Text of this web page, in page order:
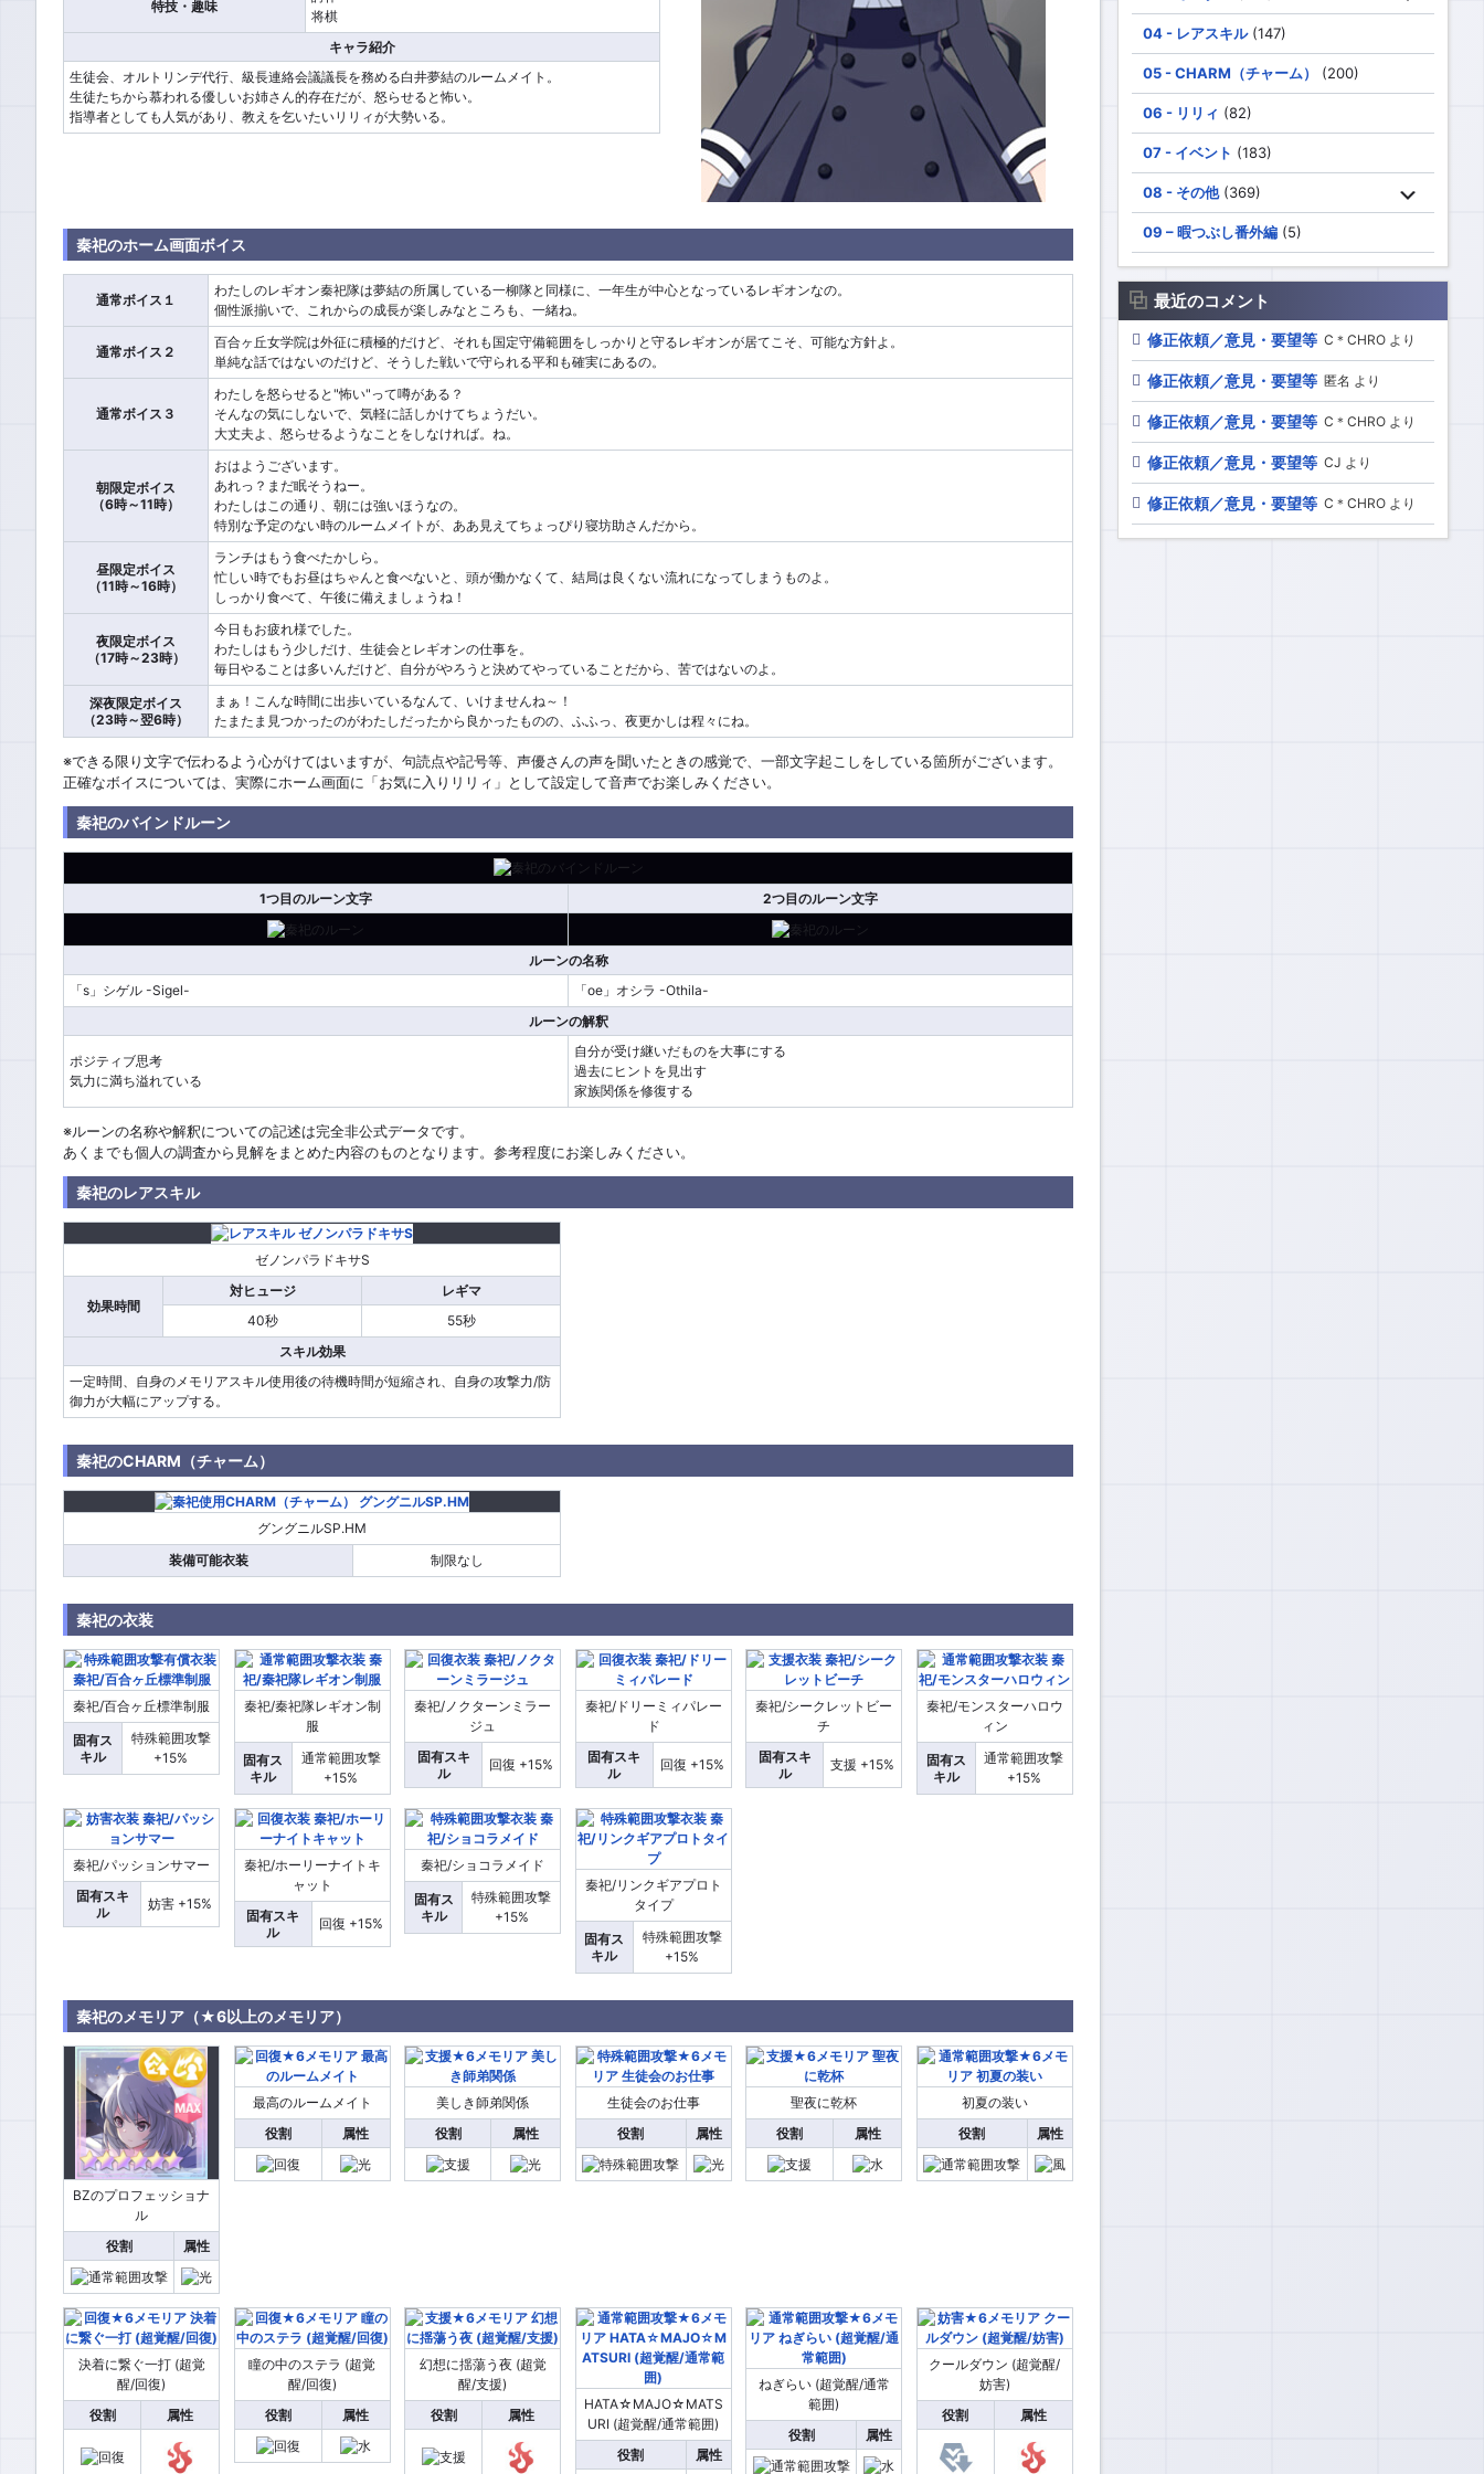
特技・趣味
将棋
キャラ紹介
生徒会、オルトリンデ代行、級長連絡会議議長を務める白井夢結のルームメイト。
生徒たちから慕われる優しいお姉さん的存在だが、怒らせると怖い。
指導者としても人気があり、教えを乞いたいリリィが大勢いる。
秦祀のホーム画面ボイス
通常ボイス１
わたしのレギオン秦祀隊は夢結の所属している一柳隊と同様に、一年生が中心となっているレギオンなの。
個性派揃いで、これからの成長が楽しみなところも、一緒ね。
通常ボイス２
百合ヶ丘女学院は外征に積極的だけど、それも国定守備範囲をしっかりと守るレギオンが居てこそ、可能な方針よ。
単純な話ではないのだけど、そうした戦いで守られる平和も確実にあるの。
通常ボイス３
わたしを怒らせると"怖い"って噂がある？
そんなの気にしないで、気軽に話しかけてちょうだい。
大丈夫よ、怒らせるようなことをしなければ。ね。
朝限定ボイス
（6時～11時）
おはようございます。
あれっ？まだ眠そうねー。
わたしはこの通り、朝には強いほうなの。
特別な予定のない時のルームメイトが、ああ見えてちょっぴり寝坊助さんだから。
昼限定ボイス
（11時～16時）
ランチはもう食べたかしら。
忙しい時でもお昼はちゃんと食べないと、頭が働かなくて、結局は良くない流れになってしまうものよ。
しっかり食べて、午後に備えましょうね！
夜限定ボイス
（17時～23時）
今日もお疲れ様でした。
わたしはもう少しだけ、生徒会とレギオンの仕事を。
毎日やることは多いんだけど、自分がやろうと決めてやっていることだから、苦ではないのよ。
深夜限定ボイス
（23時～翌6時）
まぁ！こんな時間に出歩いているなんて、いけませんね～！
たまたま見つかったのがわたしだったから良かったものの、ふふっ、夜更かしは程々にね。
※できる限り文字で伝わるよう心がけてはいますが、句読点や記号等、声優さんの声を聞いたときの感覚で、一部文字起こしをしている箇所がございます。
正確なボイスについては、実際にホーム画面に「お気に入りリリィ」として設定して音声でお楽しみください。
秦祀のバインドルーン
1つ目のルーン文字 2つ目のルーン文字
ルーンの名称
「s」シゲル -Sigel-
「oe」オシラ -Othila-
ルーンの解釈
ポジティブ思考
気力に満ち溢れている
自分が受け継いだものを大事にする
過去にヒントを見出す
家族関係を修復する
※ルーンの名称や解釈についての記述は完全非公式データです。
あくまでも個人の調査から見解をまとめた内容のものとなります。参考程度にお楽しみください。
秦祀のレアスキル
ゼノンパラドキサS
効果時間
対ヒュージ
レギマ
40秒
55秒
スキル効果
一定時間、自身のメモリアスキル使用後の待機時間が短縮され、自身の攻撃力/防
御力が大幅にアップする。
秦祀のCHARM（チャーム）
グングニルSP.HM
装備可能衣装
制限なし
秦祀の衣装
秦祀/百合ヶ丘標準制服
固有ス
キル
特殊範囲攻撃
+15%
秦祀/秦祀隊レギオン制
服
固有ス
キル
通常範囲攻撃
+15%
秦祀/ノクターンミラー
ジュ
固有スキ
ル
回復 +15%
秦祀/ドリーミィパレー
ド
固有スキ
ル
回復 +15%
秦祀/シークレットビー
チ
固有スキ
ル
支援 +15%
秦祀/モンスターハロウ
ィン
固有ス
キル
通常範囲攻撃
+15%
秦祀/パッションサマー
固有スキ
ル
妨害 +15%
秦祀/ホーリーナイトキ
ャット
固有スキ
ル
回復 +15%
秦祀/ショコラメイド
固有ス
キル
特殊範囲攻撃
+15%
秦祀/リンクギアプロト
タイプ
固有ス
キル
特殊範囲攻撃
+15%
秦祀のメモリア（★6以上のメモリア）
BZのプロフェッショナ
ル
役割
属性
最高のルームメイト
役割
属性
美しき師弟関係
役割
属性
生徒会のお仕事
役割
属性
聖夜に乾杯
役割
属性
初夏の装い
役割
属性
決着に繋ぐ一打 (超覚
醒/回復)
役割
属性
瞳の中のステラ (超覚
醒/回復)
役割
属性
幻想に揺蕩う夜 (超覚
醒/支援)
役割
属性
HATA☆MAJO☆MATS
URI (超覚醒/通常範囲)
役割
属性
ねぎらい (超覚醒/通常
範囲)
役割
属性
クールダウン (超覚醒/
妨害)
役割
属性
04 - レアスキル(147)
05 - CHARM（チャーム） (200)
06 - リリィ (82)
07 - イベント (183)
08 - その他(369)
09 – 暇つぶし番外編 (5)
最近のコメント
修正依頼／意見・要望等 C＊CHRO より
修正依頼／意見・要望等 匿名 より
修正依頼／意見・要望等 C＊CHRO より
修正依頼／意見・要望等 CJ より
修正依頼／意見・要望等 C＊CHRO より